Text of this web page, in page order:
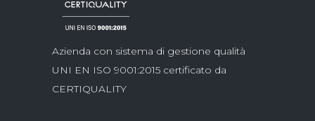
Azienda con sistema di gestione qualità
UNI EN ISO 9001:2015 certificato da
CERTIQUALITY